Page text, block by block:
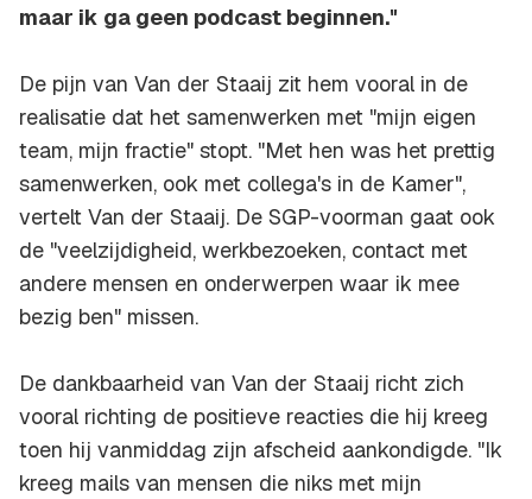
maar ik ga geen podcast beginnen."
De pijn van Van der Staaij zit hem vooral in de
realisatie dat het samenwerken met "mijn eigen
team, mijn fractie" stopt. "Met hen was het prettig
samenwerken, ook met collega's in de Kamer",
vertelt Van der Staaij. De SGP-voorman gaat ook
de "veelzijdigheid, werkbezoeken, contact met
andere mensen en onderwerpen waar ik mee
bezig ben" missen.
De dankbaarheid van Van der Staaij richt zich
vooral richting de positieve reacties die hij kreeg
toen hij vanmiddag zijn afscheid aankondigde. "Ik
kreeg mails van mensen die niks met mijn